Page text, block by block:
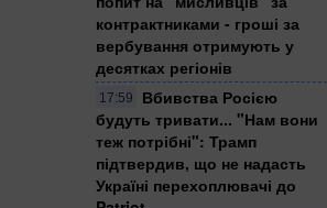
контрактниками - гроші за
вербування отримують у
десятках регіонів
17:59
Вбивства Росією
будуть тривати... "Нам вони
теж потрібні": Трамп
підтвердив, що не надасть
Україні перехоплювачі до